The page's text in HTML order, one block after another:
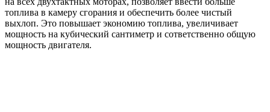
топлива в камеру сгорания и обеспечить более чистый
выхлоп. Это повышает экономию топлива, увеличивает
мощность на кубический сантиметр и сответственно общую
мощность двигателя.